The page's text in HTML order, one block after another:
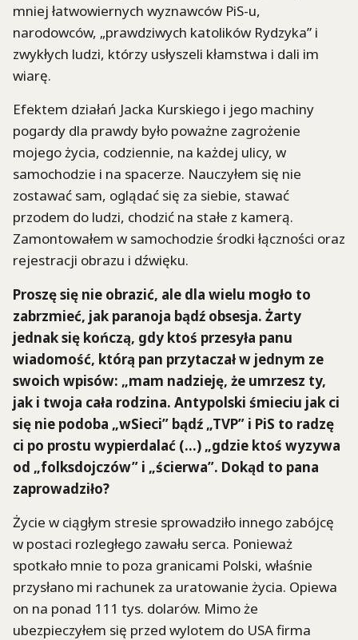
mniej łatwowiernych wyznawców PiS-u,
narodowców, „prawdziwych katolików Rydzyka” i
zwykłych ludzi, którzy usłyszeli kłamstwa i dali im
wiarę.
Efektem działań Jacka Kurskiego i jego machiny
pogardy dla prawdy było poważne zagrożenie
mojego życia, codziennie, na każdej ulicy, w
samochodzie i na spacerze. Nauczyłem się nie
zostawać sam, oglądać się za siebie, stawać
przodem do ludzi, chodzić na stałe z kamerą.
Zamontowałem w samochodzie środki łączności oraz
rejestracji obrazu i dźwięku.
Proszę się nie obrazić, ale dla wielu mogło to
zabrzmieć, jak paranoja bądź obsesja. Żarty
jednak się kończą, gdy ktoś przesyła panu
wiadomość, którą pan przytaczał w jednym ze
swoich wpisów: „mam nadzieję, że umrzesz ty,
jak i twoja cała rodzina. Antypolski śmieciu jak ci
się nie podoba „wSieci” bądź „TVP” i PiS to radzę
ci po prostu wypierdalać (…) „gdzie ktoś wyzywa
od „folksdojczów” i „ścierwa”. Dokąd to pana
zaprowadziło?
Życie w ciągłym stresie sprowadziło innego zabójcę
w postaci rozległego zawału serca. Ponieważ
spotkało mnie to poza granicami Polski, właśnie
przysłano mi rachunek za uratowanie życia. Opiewa
on na ponad 111 tys. dolarów. Mimo że
ubezpieczyłem się przed wylotem do USA firma